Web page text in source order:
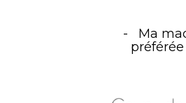
Ma
préférée